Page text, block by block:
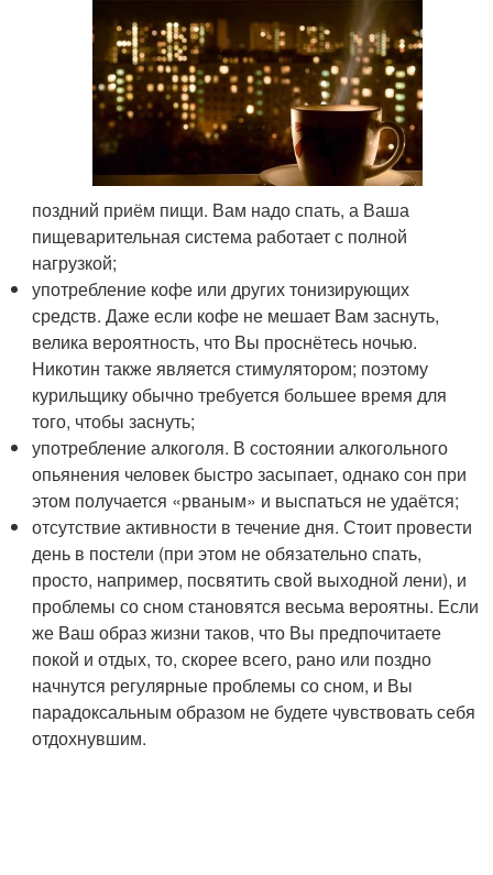
поздний приём пищи. Вам надо спать, а Ваша
пищеварительная система работает с полной
нагрузкой;
употребление кофе или других тонизирующих
средств. Даже если кофе не мешает Вам заснуть,
велика вероятность, что Вы проснётесь ночью.
Никотин также является стимулятором; поэтому
курильщику обычно требуется большее время для
того, чтобы заснуть;
употребление алкоголя. В состоянии алкогольного
опьянения человек быстро засыпает, однако сон при
этом получается «рваным» и выспаться не удаётся;
отсутствие активности в течение дня. Стоит провести
день в постели (при этом не обязательно спать,
просто, например, посвятить свой выходной лени), и
проблемы со сном становятся весьма вероятны. Если
же Ваш образ жизни таков, что Вы предпочитаете
покой и отдых, то, скорее всего, рано или поздно
начнутся регулярные проблемы со сном, и Вы
парадоксальным образом не будете чувствовать себя
отдохнувшим.